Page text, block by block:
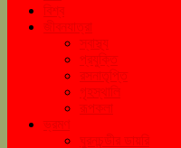
বিশ্ব
জীবনযাত্রা
স্বাস্থ্য
প্রযুক্তি
রসনাতৃপ্তি
গৃহস্থালি
রূপকলা
ভ্রমণ
ঘুরনচন্ডীর ডায়রি